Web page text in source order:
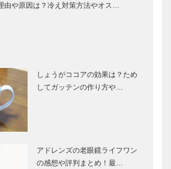
由や原因は？冷え対策方法やオス…
しょうがココアの効果は？ため
してガッテンの作り方や…
アドレンズの老眼鏡ライフワン
の感想や評判まとめ！最…